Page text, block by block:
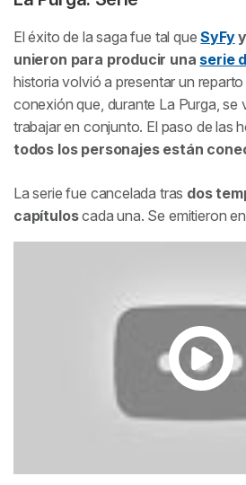
El éxito de la saga fue tal queSyFyy
unieron para producir una serie
historia volvió a presentar un
conexión que, durante La Purga, se
trabajar en conjunto. El paso de las
todos los personajes están
La serie fue cancelada tras dos
capítuloscada una. Se emitieron